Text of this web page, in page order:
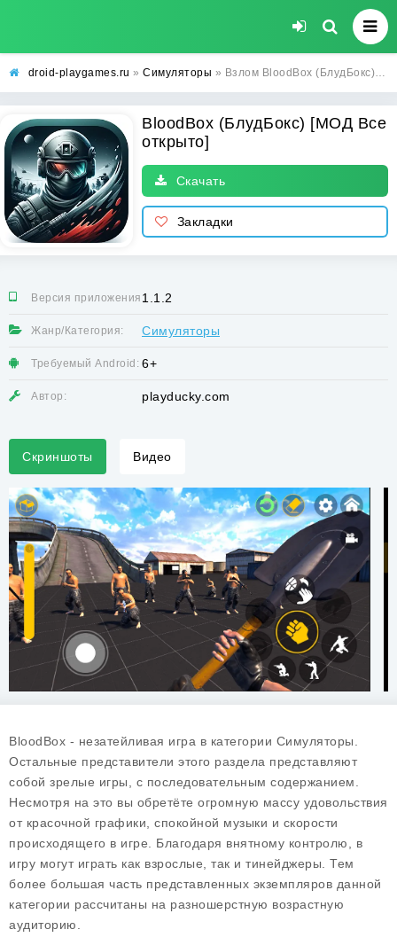
droid-playgames.ru » Симуляторы » Взлом BloodBox (БлудБокс) [МОД Все открыто] - последняя версия apk на Андроид
BloodBox (БлудБокс) [МОД Все
открыто]
Скачать
Закладки
Версия приложения:1.1.2
Жанр/Категория: Симуляторы
Требуемый Android: 6+
Автор: playducky.com
Скриншоты Видео
BloodBox - незатейливая игра в категории Симуляторы.
Остальные представители этого раздела представляют
собой зрелые игры, с последовательным содержанием.
Несмотря на это вы обретёте огромную массу удовольствия
от красочной графики, спокойной музыки и скорости
происходящего в игре. Благодаря внятному контролю, в
игру могут играть как взрослые, так и тинейджеры. Тем
более большая часть представленных экземпляров данной
категории рассчитаны на разношерстную возрастную
аудиторию.